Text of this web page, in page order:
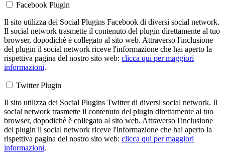
Facebook Plugin
Il sito utilizza dei Social Plugins Facebook di diversi social network.
Il social network trasmette il contenuto del plugin direttamente al tuo
browser, dopodichè è collegato al sito web. Attraverso l'inclusione
del plugin il social network riceve l'informazione che hai aperto la
rispettiva pagina del nostro sito web: clicca qui per maggiori
informazioni.
Twitter Plugin
Il sito utilizza dei Social Plugins Twitter di diversi social network. Il
social network trasmette il contenuto del plugin direttamente al tuo
browser, dopodichè è collegato al sito web. Attraverso l'inclusione
del plugin il social network riceve l'informazione che hai aperto la
rispettiva pagina del nostro sito web: clicca qui per maggiori
informazioni.